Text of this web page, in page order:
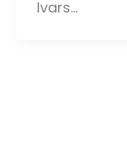
Ivars…